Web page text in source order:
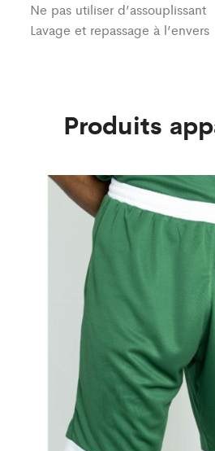
Ne pas utiliser d’assouplissant
Lavage et repassage à l’envers
Produits